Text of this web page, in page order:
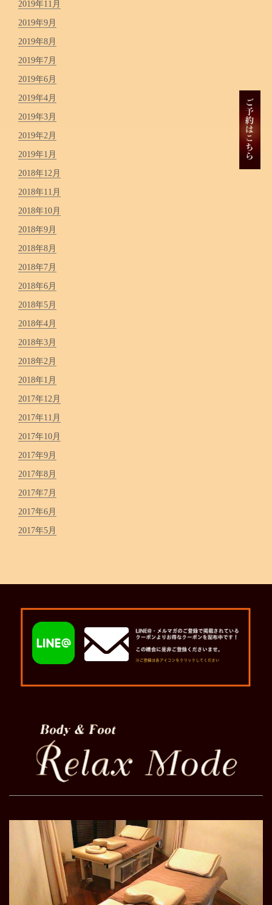
2019年11月
2019年9月
2019年8月
2019年7月
2019年6月
2019年4月
2019年3月
2019年2月
2019年1月
2018年12月
2018年11月
2018年10月
2018年9月
2018年8月
2018年7月
2018年6月
2018年5月
2018年4月
2018年3月
2018年2月
2018年1月
2017年12月
2017年11月
2017年10月
2017年9月
2017年8月
2017年7月
2017年6月
2017年5月